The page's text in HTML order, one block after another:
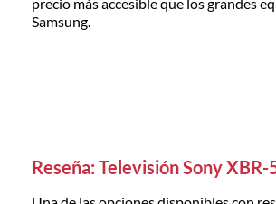
Samsung.
Reseña: Televisión Sony